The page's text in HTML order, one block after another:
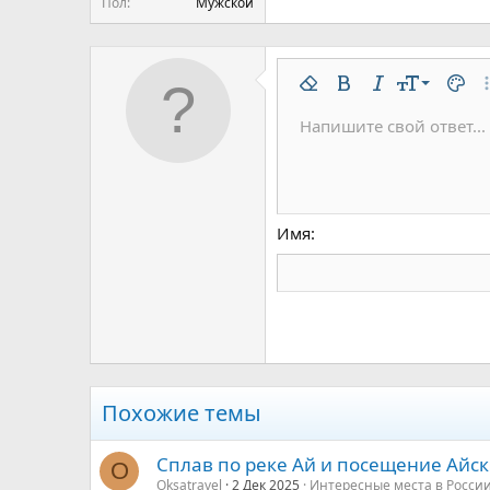
УдалитьЖирныйКурсивРазмер
9
10
18
22
Цвет
Шрифт Arial
Tahoma
Times New Roman
Зачёркнутый
Подчёркнутый
Вставить
Спойлер
Код
Напишите свой ответ...
Имя
Похожие темы
O Сплав по реке Ай и посещение
Oksatravel 2 Дек 2025 Интересные места в России